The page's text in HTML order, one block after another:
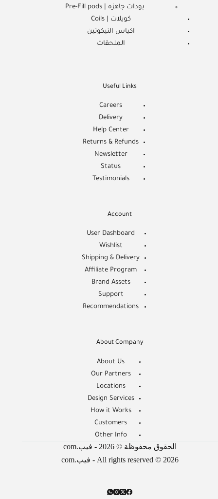
بودات جاهزه | Pre-Fill pods
كويلات | Coils
اكياس النيكوتين
الملحقات
Useful Links
Careers
Delivery
Help Center
Returns & Refunds
Newsletter
Status
Testimonials
Account
User Dashboard
Wishlist
Shipping & Delivery
Affiliate Program
Brand Assets
Support
Recommendations
About Company
About Us
Our Partners
Locations
Design Services
How it Works
Customers
Other Info
الحقوق محفوظة © 2026 - فيب.com
All rights reserved © 2026 - فيب.com